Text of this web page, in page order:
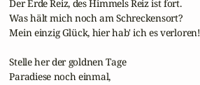
Der Erde Reiz, des Himmels Reiz ist fort.
Was hält mich noch am Schreckensort?
Mein einzig Glück, hier hab' ich es verloren!
Stelle her der goldnen Tage
Paradiese noch einmal,